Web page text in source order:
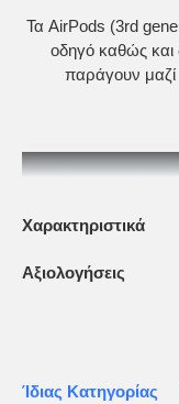
Τα AirPods (3rd
οδηγό καθώς και
παράγουν
Χαρακτηριστικά
Αξιολογήσεις
Ίδιας Κατηγορίας